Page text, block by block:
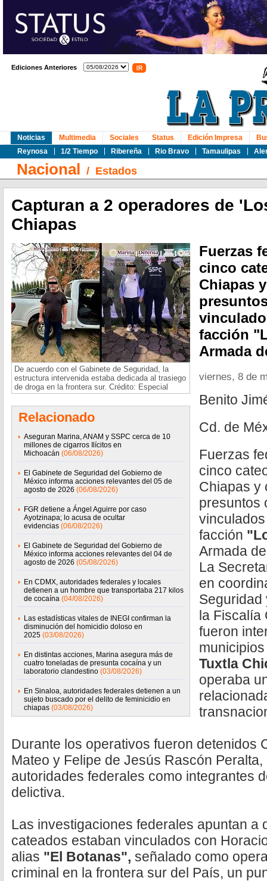
Ediciones Anteriores
Noticias
Reynosa
1/2 Tiempo Ribereña Rio Bravo Tamaulipas
Multimedia Sociales Status Edición Impresa
Nacional / Estados
Capturan a 2 operadores de
Chiapas
De acuerdo con el Gabinete de Seguridad, la
estructura intervenida estaba dedicada al trasiego
de droga en la frontera sur. Crédito: Especial
Relacionado
Aseguran Marina, ANAM y SSPC cerca de 10
millones de cigarros Ilícitos en
Michoacán (06/08/2026)
El Gabinete de Seguridad del Gobierno de
México informa acciones relevantes del 05 de
agosto de 2026 (06/08/2026)
FGR detiene a Ángel Aguirre por caso
Ayotzinapa; lo acusa de ocultar
evidencias (06/08/2026)
El Gabinete de Seguridad del Gobierno de
México informa acciones relevantes del 04 de
agosto de 2026 (05/08/2026)
En CDMX, autoridades federales y locales
detienen a un hombre que transportaba 217 kilos
de cocaína (04/08/2026)
Las estadísticas vitales de INEGI confirman la
disminución del homicidio doloso en
2025 (03/08/2026)
En distintas acciones, Marina asegura más de
cuatro toneladas de presunta cocaína y un
laboratorio clandestino (03/08/2026)
En Sinaloa, autoridades federales detienen a un
sujeto buscado por el delito de feminicidio en
chiapas (03/08/2026)
Fuerzas
cinco
Chiapas
facción
Armada
viernes, 8 de
Benito
Cd. de
Fuerzas
cinco
Chiapas y
presuntos
facción
Armada
La
en
Seguridad
la Fiscalía
fueron
Tuxtla
operaba
Durante los operativos fueron detenidos
Mateo y Felipe de Jesús Rascón
autoridades federales como integrantes
delictiva.
Las investigaciones federales apuntan a
cateados estaban vinculados con
alias "El Botanas", señalado como
criminal en la frontera sur del País, un